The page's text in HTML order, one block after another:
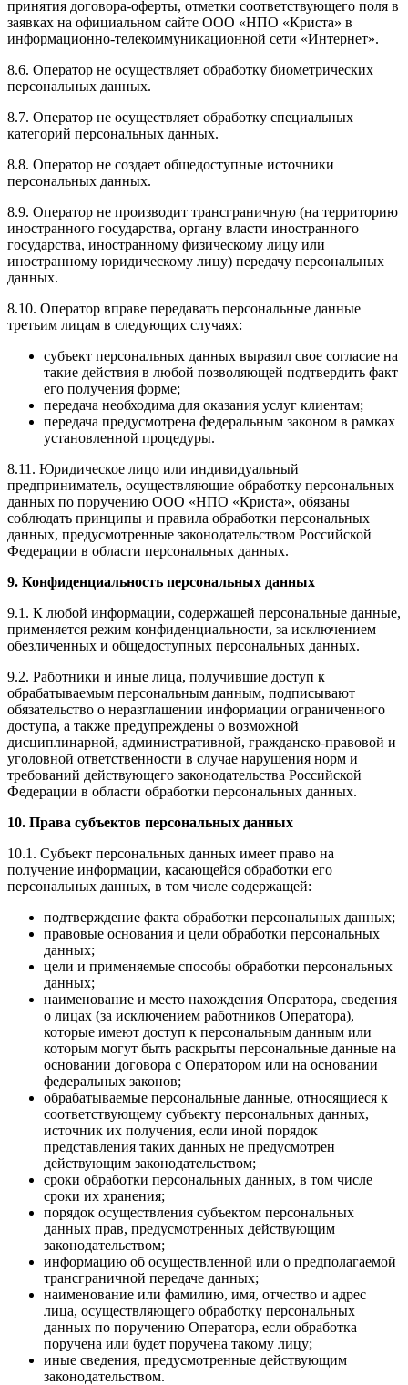
принятия договора-оферты, отметки соответствующего поля в
заявках на официальном сайте ООО «НПО «Криста» в
информационно-телекоммуникационной сети «Интернет».
8.6. Оператор не осуществляет обработку биометрических
персональных данных.
8.7. Оператор не осуществляет обработку специальных
категорий персональных данных.
8.8. Оператор не создает общедоступные источники
персональных данных.
8.9. Оператор не производит трансграничную (на территорию
иностранного государства, органу власти иностранного
государства, иностранному физическому лицу или
иностранному юридическому лицу) передачу персональных
данных.
8.10. Оператор вправе передавать персональные данные
третьим лицам в следующих случаях:
субъект персональных данных выразил свое согласие на
такие действия в любой позволяющей подтвердить факт
его получения форме;
передача необходима для оказания услуг клиентам;
передача предусмотрена федеральным законом в рамках
установленной процедуры.
8.11. Юридическое лицо или индивидуальный
предприниматель, осуществляющие обработку персональных
данных по поручению ООО «НПО «Криста», обязаны
соблюдать принципы и правила обработки персональных
данных, предусмотренные законодательством Российской
Федерации в области персональных данных.
9. Конфиденциальность персональных данных
9.1. К любой информации, содержащей персональные данные,
применяется режим конфиденциальности, за исключением
обезличенных и общедоступных персональных данных.
9.2. Работники и иные лица, получившие доступ к
обрабатываемым персональным данным, подписывают
обязательство о неразглашении информации ограниченного
доступа, а также предупреждены о возможной
дисциплинарной, административной, гражданско-правовой и
уголовной ответственности в случае нарушения норм и
требований действующего законодательства Российской
Федерации в области обработки персональных данных.
10. Права субъектов персональных данных
10.1. Субъект персональных данных имеет право на
получение информации, касающейся обработки его
персональных данных, в том числе содержащей:
подтверждение факта обработки персональных данных;
правовые основания и цели обработки персональных
данных;
цели и применяемые способы обработки персональных
данных;
наименование и место нахождения Оператора, сведения
о лицах (за исключением работников Оператора),
которые имеют доступ к персональным данным или
которым могут быть раскрыты персональные данные на
основании договора с Оператором или на основании
федеральных законов;
обрабатываемые персональные данные, относящиеся к
соответствующему субъекту персональных данных,
источник их получения, если иной порядок
представления таких данных не предусмотрен
действующим законодательством;
сроки обработки персональных данных, в том числе
сроки их хранения;
порядок осуществления субъектом персональных
данных прав, предусмотренных действующим
законодательством;
информацию об осуществленной или о предполагаемой
трансграничной передаче данных;
наименование или фамилию, имя, отчество и адрес
лица, осуществляющего обработку персональных
данных по поручению Оператора, если обработка
поручена или будет поручена такому лицу;
иные сведения, предусмотренные действующим
законодательством.